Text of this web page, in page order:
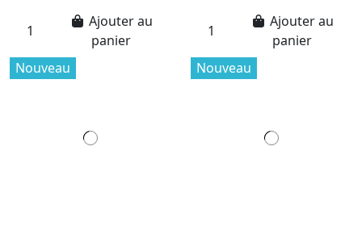
Ajouter au
panier
Ajouter au
panier
Nouveau
Nouveau